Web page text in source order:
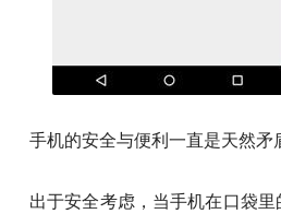
手机的安全与便利一直是天然矛
出于安全考虑，当手机在口袋